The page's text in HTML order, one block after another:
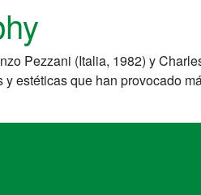
Pezzani (Italia, 1982) y
estéticas que han provocado